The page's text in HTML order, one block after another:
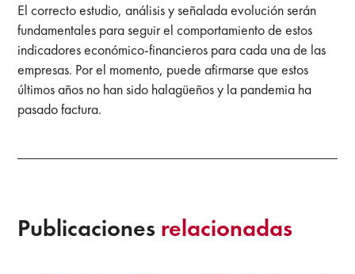
El correcto estudio, análisis y señalada evolución serán
fundamentales para seguir el comportamiento de estos
indicadores económico-financieros para cada una de las
empresas. Por el momento, puede afirmarse que estos
últimos años no han sido halagüeños y la pandemia ha
pasado factura.
Publicaciones relacionadas